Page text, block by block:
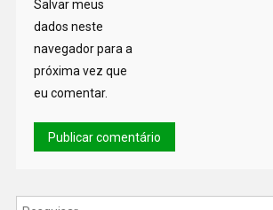
Salvar meus
dados neste
navegador para a
próxima vez que
eu comentar.